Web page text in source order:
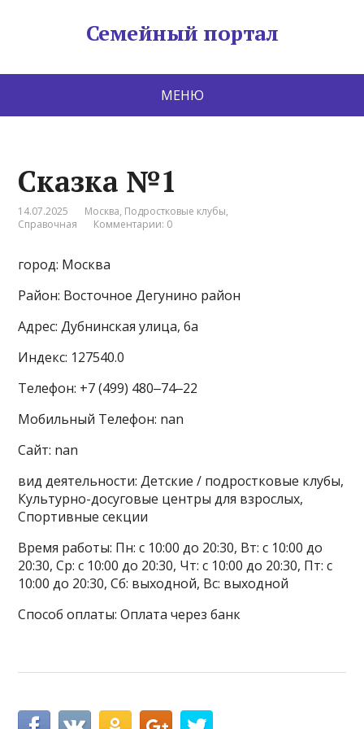
Семейный портал
МЕНЮ
Сказка №1
14.07.2025 Москва, Подростковые клубы,
Справочная
Комментарии: 0
город: Москва
Район: Восточное Дегунино район
Адрес: Дубнинская улица, 6а
Индекс: 127540.0
Телефон: +7 (499) 480‒74‒22
Мобильный Телефон: nan
Сайт: nan
вид деятельности: Детские / подростковые клубы,
Культурно-досуговые центры для взрослых,
Спортивные секции
Время работы: Пн: с 10:00 до 20:30, Вт: с 10:00 до
20:30, Ср: с 10:00 до 20:30, Чт: с 10:00 до 20:30, Пт: с
10:00 до 20:30, Сб: выходной, Вс: выходной
Способ оплаты: Оплата через банк